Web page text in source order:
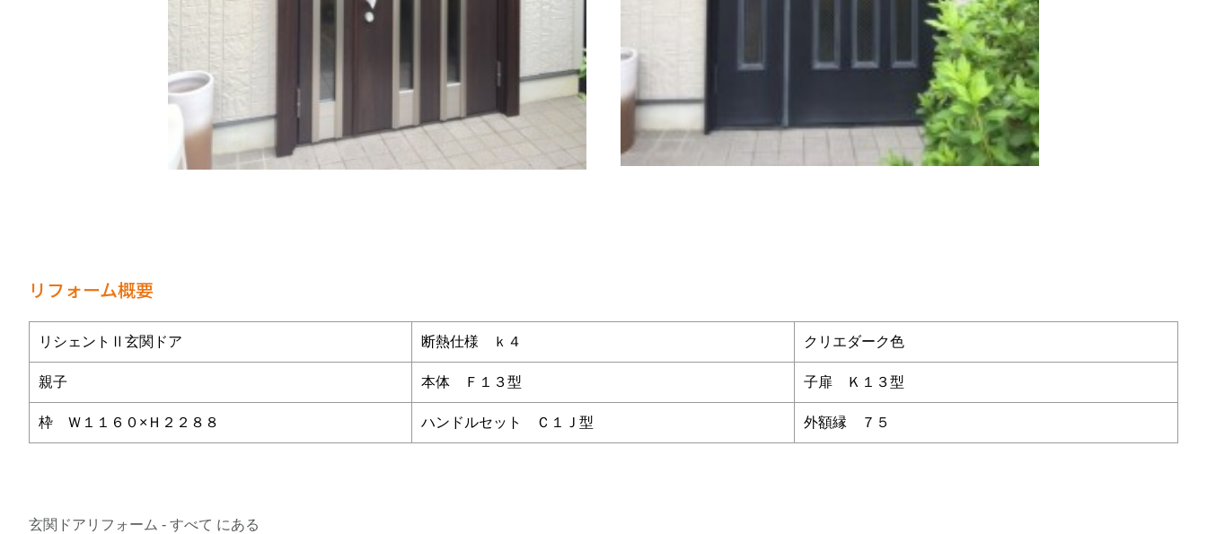
リフォーム概要
リシェントⅡ玄関ドア 断熱仕様 ｋ４ クリエダーク色
親子 本体 Ｆ１３型 子扉 Ｋ１３型
枠 Ｗ１１６０×Ｈ２２８８ ハンドルセット Ｃ１Ｊ型 外額縁 ７５
玄関ドアリフォーム - すべて にある